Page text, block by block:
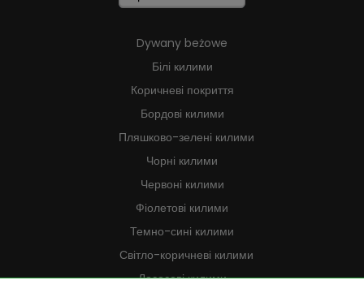
Dywany beżowe
Білі килими
Коричневі покриття
Бордові килими
Пляшково-зелені килими
Чорні килими
Червоні килими
Фіолетові килими
Темно-сині килими
Світло-коричневі килими
Лососеві килими